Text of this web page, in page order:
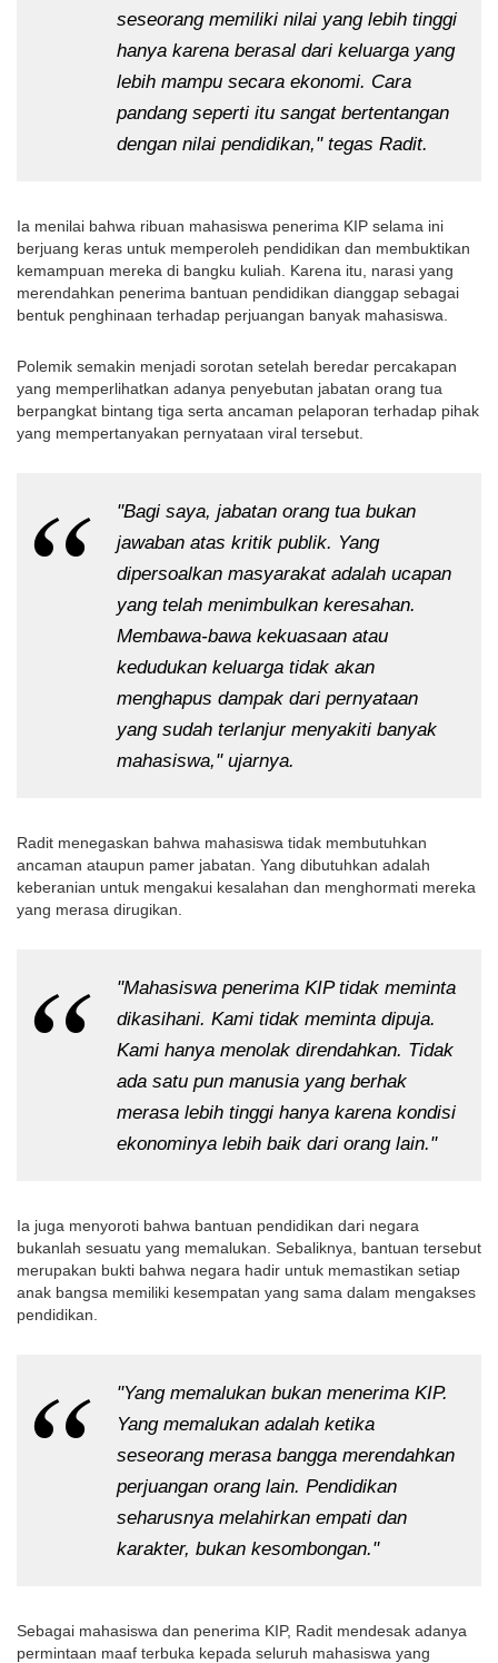
seseorang memiliki nilai yang lebih tinggi
hanya karena berasal dari keluarga yang
lebih mampu secara ekonomi. Cara
pandang seperti itu sangat bertentangan
dengan nilai pendidikan," tegas Radit.
Ia menilai bahwa ribuan mahasiswa penerima KIP selama ini
berjuang keras untuk memperoleh pendidikan dan membuktikan
kemampuan mereka di bangku kuliah. Karena itu, narasi yang
merendahkan penerima bantuan pendidikan dianggap sebagai
bentuk penghinaan terhadap perjuangan banyak mahasiswa.
Polemik semakin menjadi sorotan setelah beredar percakapan
yang memperlihatkan adanya penyebutan jabatan orang tua
berpangkat bintang tiga serta ancaman pelaporan terhadap pihak
yang mempertanyakan pernyataan viral tersebut.
"Bagi saya, jabatan orang tua bukan
jawaban atas kritik publik. Yang
dipersoalkan masyarakat adalah ucapan
yang telah menimbulkan keresahan.
Membawa-bawa kekuasaan atau
kedudukan keluarga tidak akan
menghapus dampak dari pernyataan
yang sudah terlanjur menyakiti banyak
mahasiswa," ujarnya.
Radit menegaskan bahwa mahasiswa tidak membutuhkan
ancaman ataupun pamer jabatan. Yang dibutuhkan adalah
keberanian untuk mengakui kesalahan dan menghormati mereka
yang merasa dirugikan.
"Mahasiswa penerima KIP tidak meminta
dikasihani. Kami tidak meminta dipuja.
Kami hanya menolak direndahkan. Tidak
ada satu pun manusia yang berhak
merasa lebih tinggi hanya karena kondisi
ekonominya lebih baik dari orang lain."
Ia juga menyoroti bahwa bantuan pendidikan dari negara
bukanlah sesuatu yang memalukan. Sebaliknya, bantuan tersebut
merupakan bukti bahwa negara hadir untuk memastikan setiap
anak bangsa memiliki kesempatan yang sama dalam mengakses
pendidikan.
"Yang memalukan bukan menerima KIP.
Yang memalukan adalah ketika
seseorang merasa bangga merendahkan
perjuangan orang lain. Pendidikan
seharusnya melahirkan empati dan
karakter, bukan kesombongan."
Sebagai mahasiswa dan penerima KIP, Radit mendesak adanya
permintaan maaf terbuka kepada seluruh mahasiswa yang